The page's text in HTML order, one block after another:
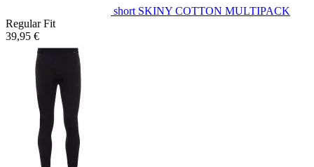
short SKINY COTTON MULTIPACK
Regular Fit
39,95 €